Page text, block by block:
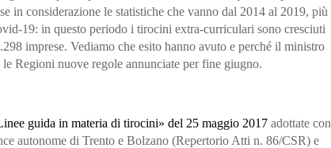
in considerazione le statistiche che vanno dal 2014 al 2019, più
19: in questo periodo i tirocini extra-curriculari sono cresciuti
imprese. Vediamo che esito hanno avuto e perché il ministro
Regioni nuove regole annunciate per fine giugno.
guida in materia di tirocini» del 25 maggio 2017 adottate con
autonome di Trento e Bolzano (Repertorio Atti n. 86/CSR) e